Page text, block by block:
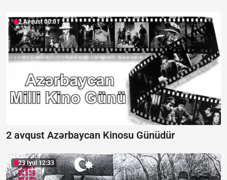
2 Avqust 00:01
2 avqust Azərbaycan Kinosu Günüdür
23 İyul 12:33